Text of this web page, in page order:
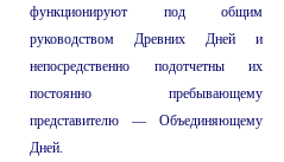
функционируют под общим
руководством Древних Дней и
непосредственно подотчетны их
постоянно пребывающему
представителю — Объединяющему
Дней.